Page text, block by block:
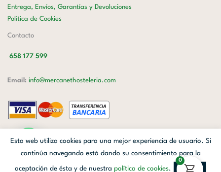
Entrega, Envíos, Garantías y Devoluciones
Política de Cookies
Contacto
658 177 599
Email: info@mercanethosteleria.com
Mercanet © 2026.| Diseñado porAvanzada Digital| Webmaster
Esta web utiliza cookies para una mejor experiencia de usuario. Si
continúa navegando está dando su consentimiento para la
aceptación de ésta y de nuestra política de cookies. Aceptar
0